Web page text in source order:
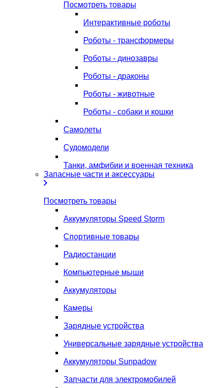
Посмотреть товары
Интерактивные роботы
Роботы - трансформеры
Роботы - динозавры
Роботы - драконы
Роботы - животные
Роботы - собаки и кошки
Самолеты
Судомодели
Танки, амфибии и военная техника
Запасные части и аксессуары
Посмотреть товары
Аккумуляторы Speed Storm
Спортивные товары
Радиостанции
Компьютерные мыши
Аккумуляторы
Камеры
Зарядные устройства
Универсальные зарядные устройства
Аккумуляторы Sunpadow
Запчасти для электромобилей